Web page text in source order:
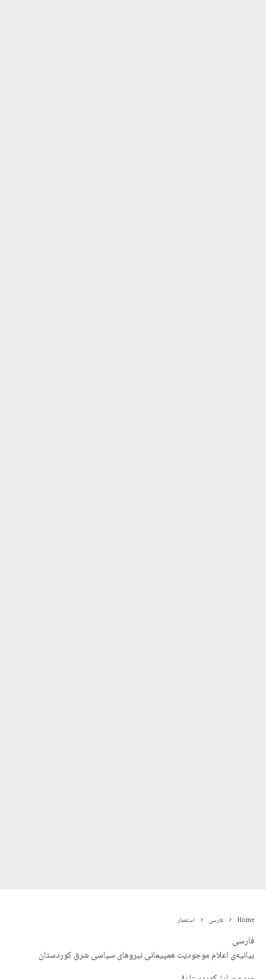
Home فارسی استعمار
فارسی
بیانیەی اعلام موجودیت همپیمانی نیروهای سیاسی شرق کوردستان